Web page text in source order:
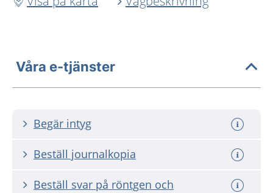
Våra e-tjänster
Begär intyg
Beställ journalkopia
Beställ svar på röntgen och